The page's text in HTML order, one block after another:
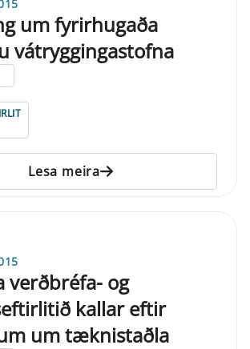
um fyrirhugaða
vátryggingastofna
Lesa meira
verðbréfa- og
kallar eftir
um tæknistaðla